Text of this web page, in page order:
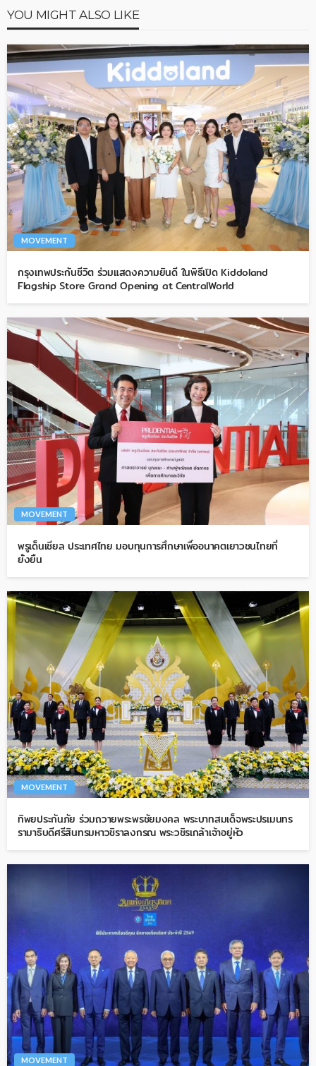
YOU MIGHT ALSO LIKE
MOVEMENT
กรุงเทพประกันชีวิต ร่วมแสดงความยินดี ในพิธีเปิด Kiddoland
Flagship Store Grand Opening at CentralWorld
MOVEMENT
พรูเด็นเชียล ประเทศไทย มอบทุนการศึกษาเพื่ออนาคตเยาวชนไทยที่
ยั่งยืน
MOVEMENT
ทิพยประกันภัย ร่วมถวายพระพรชัยมงคล พระบาทสมเด็จพระปรเมนทร
รามาธิบดีศรีสินทรมหาวชิราลงกรณ พระวชิรเกล้าเจ้าอยู่หัว
MOVEMENT